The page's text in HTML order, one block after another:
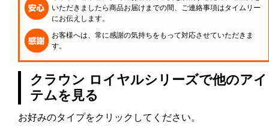
いただきましたら商品お届けまでの間、ご連絡事項はタイムリー
にお伝えします。
お客様へは、常に感謝の気持ちをもって対応させていただきま
す。
クラウン ロイヤルシリーズで他のアイ
テムを見る
お好みのタイプをクリックしてください。